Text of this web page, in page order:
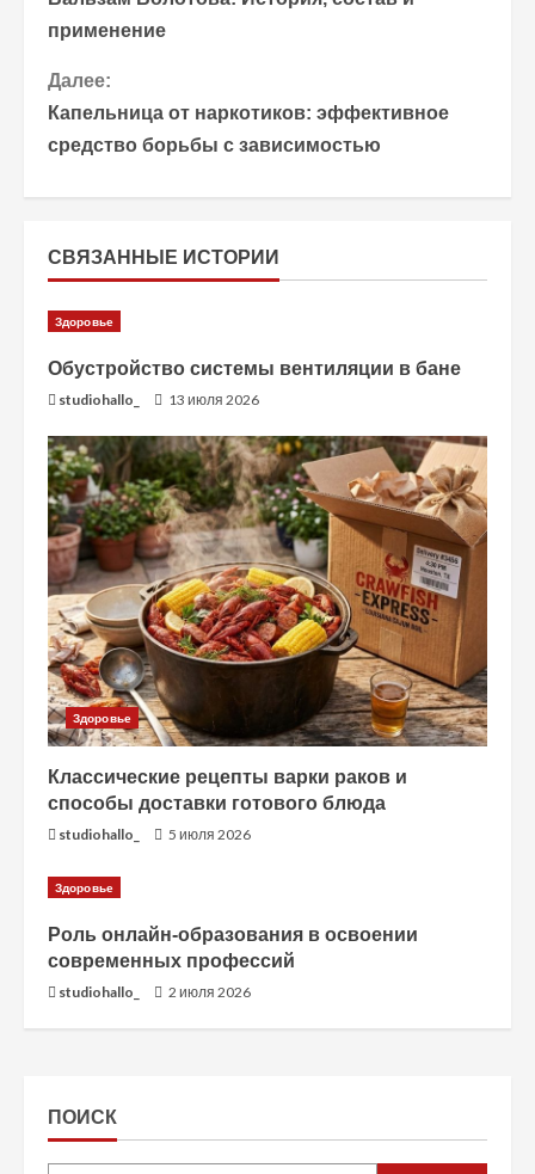
р
о
д
ж
и
т
ч
т
е
н
и
е
применение
Далее:
Капельница от наркотиков: эффективное
средство борьбы с зависимостью
СВЯЗАННЫЕ ИСТОРИИ
Здоровье
Обустройство системы вентиляции в бане
studiohallo_ 13 июля 2026
Здоровье
Классические рецепты варки раков и
способы доставки готового блюда
studiohallo_ 5 июля 2026
Здоровье
Роль онлайн-образования в освоении
современных профессий
studiohallo_ 2 июля 2026
ПОИСК